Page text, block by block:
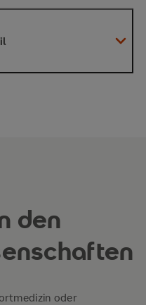
den
oder